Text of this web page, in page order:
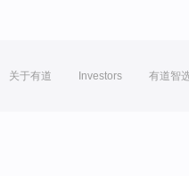
关于有道 Investors 有道智